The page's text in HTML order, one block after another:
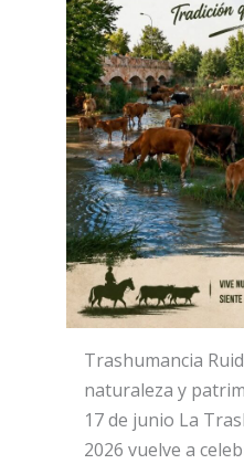
Trashumancia
naturaleza y
17 de junio La
2026 vuelve a